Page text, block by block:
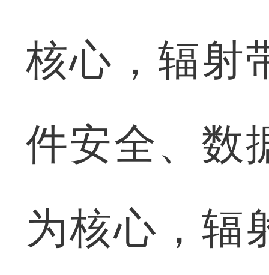
核心，辐射
件安全、数
为核心，辐